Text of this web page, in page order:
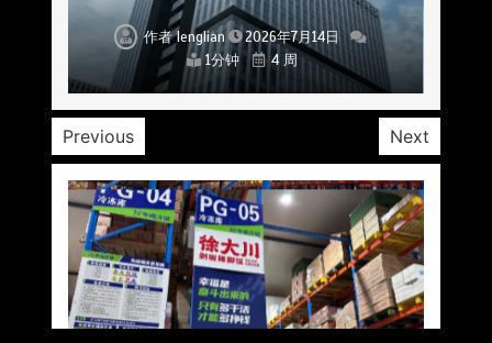
作者lenglian
2026年7月14日
1分钟
4 周
作者lenglian
2026年7月14日
1分钟
4 周
作者lenglian
2026年7月14日
1分钟
4 周
作者lenglian
2026年7月14日
1分钟
4 周
作者lenglian
2026年7月14日
1分钟
4 周
作者lenglian
2026年7月14日
1分钟
4 周
作者lenglian
2026年7月14日
1分钟
4 周
Previous Next